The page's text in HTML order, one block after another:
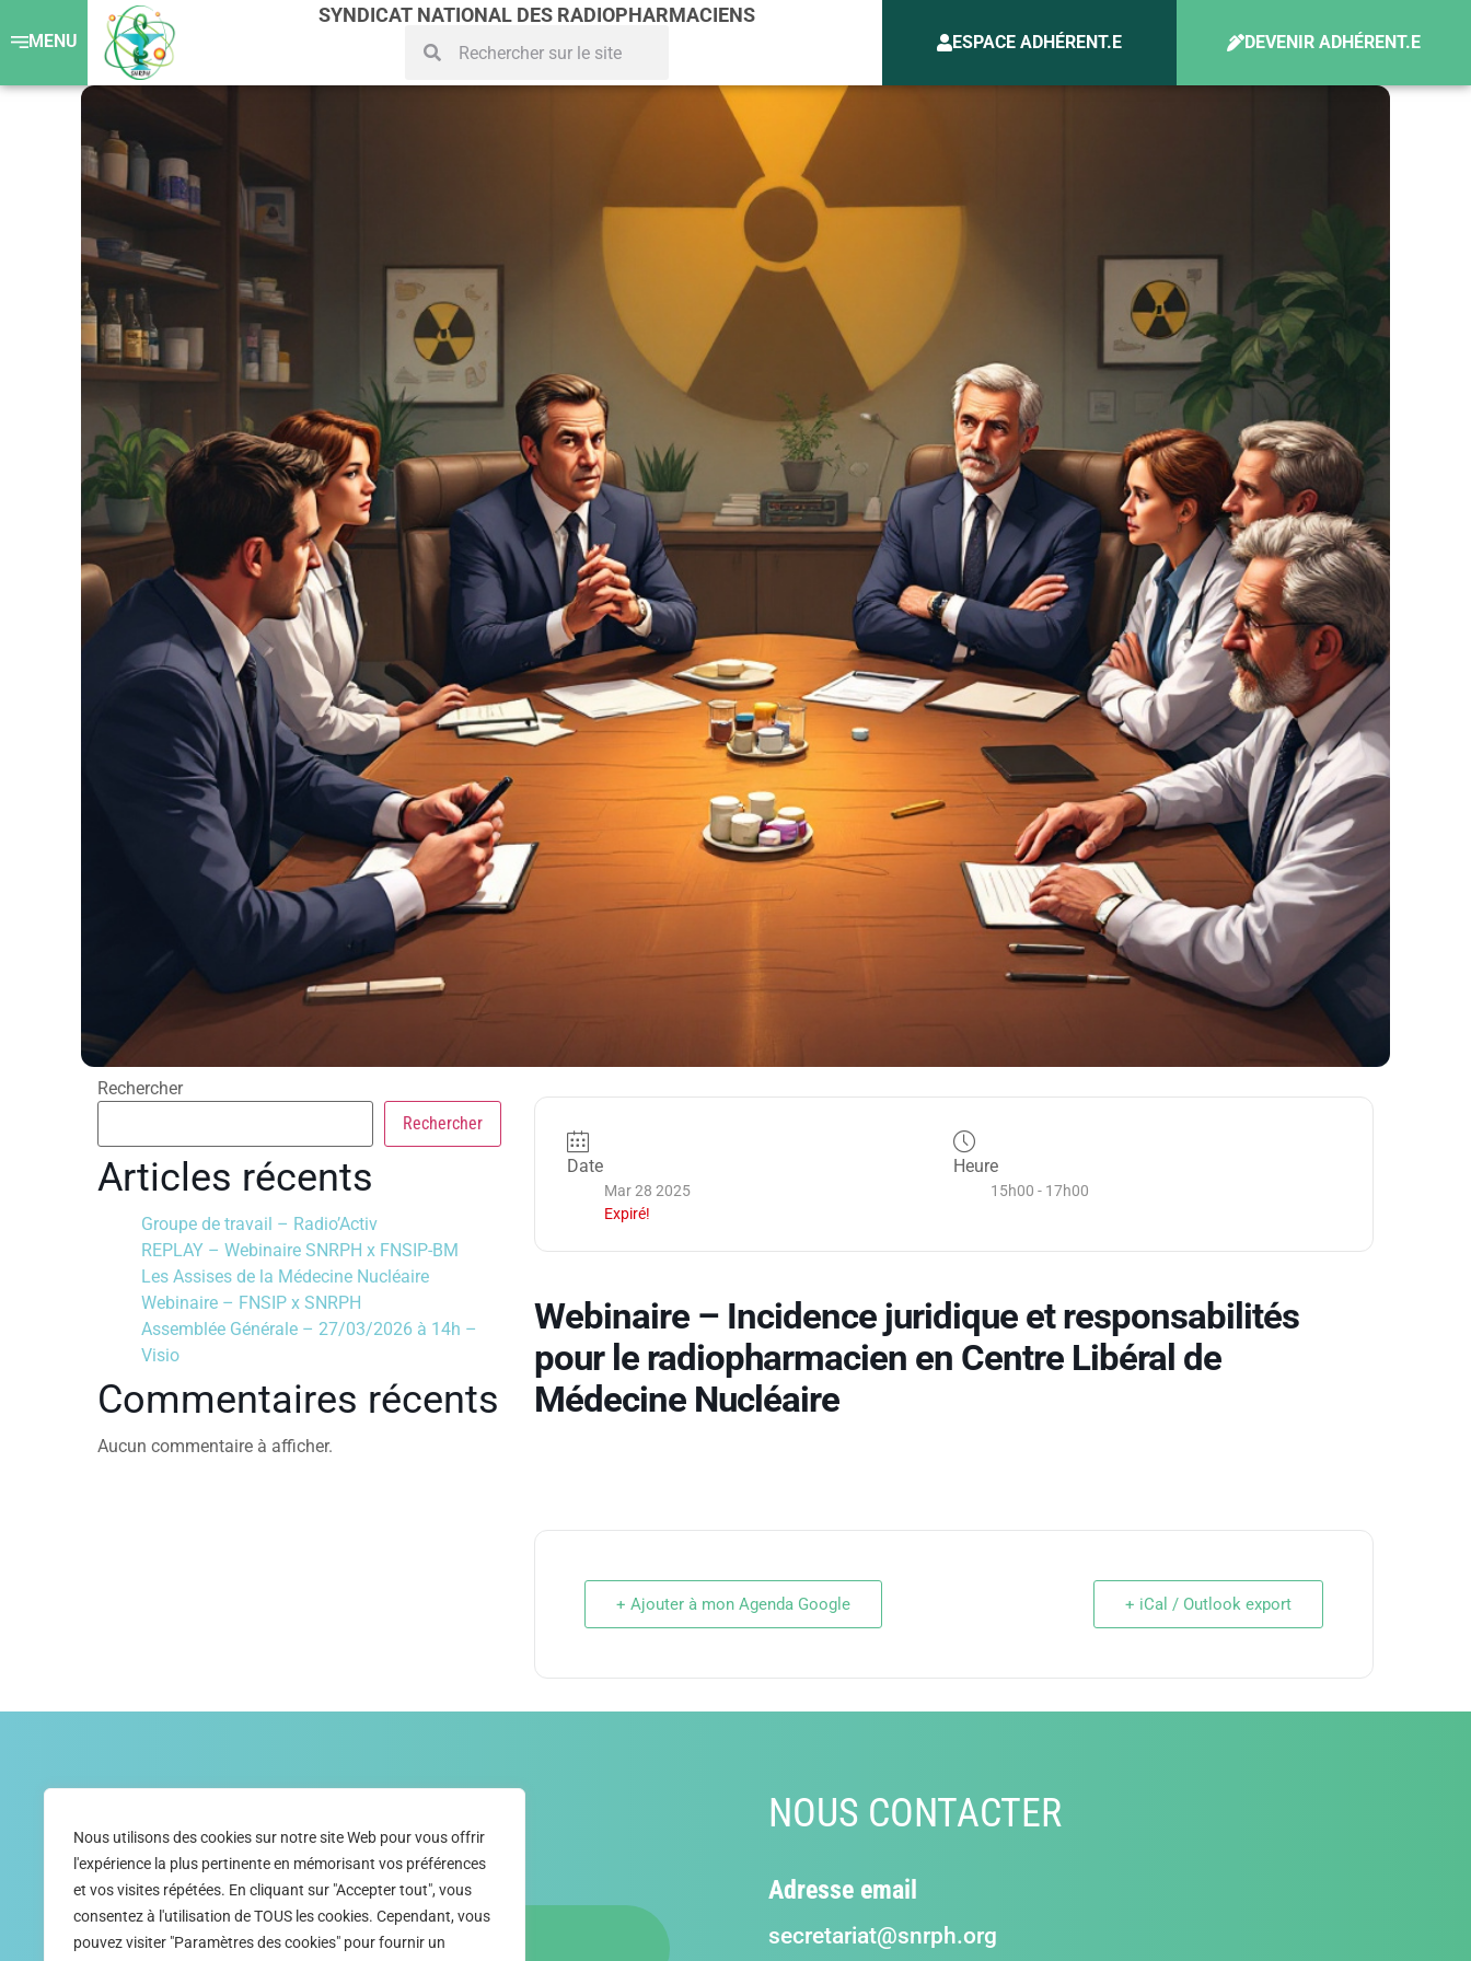
Nous utilisons des cookies sur notre site Web pour vous offrir
l'expérience la plus pertinente en mémorisant vos préférences
et vos visites répétées. En cliquant sur "Accepter tout", vous
consentez à l'utilisation de TOUS les cookies. Cependant, vous
pouvez visiter "Paramètres des cookies" pour fournir un
MENU
SYNDICAT NATIONAL DES RADIOPHARMACIENS
ESPACE ADHÉRENT.E DEVENIR ADHÉRENT.E
Rechercher
Rechercher
Articles récents
Groupe de travail – Radio’Activ
REPLAY – Webinaire SNRPH x FNSIP-BM
Les Assises de la Médecine Nucléaire
Webinaire – FNSIP x SNRPH
Assemblée Générale – 27/03/2026 à 14h –
Visio
Commentaires récents
Aucun commentaire à afficher.
Date
Mar 28 2025
Expiré!
Heure
15h00 - 17h00
Webinaire – Incidence juridique et responsabilités
pour le radiopharmacien en Centre Libéral de
Médecine Nucléaire
+ Ajouter à mon Agenda Google + iCal / Outlook export
JE M'ABONNE
À la newsletter et aux communications de la SNRPH
CLIQUEZ ICI POUR VOUS
NOUS CONTACTER
Adresse email
secretariat@snrph.org